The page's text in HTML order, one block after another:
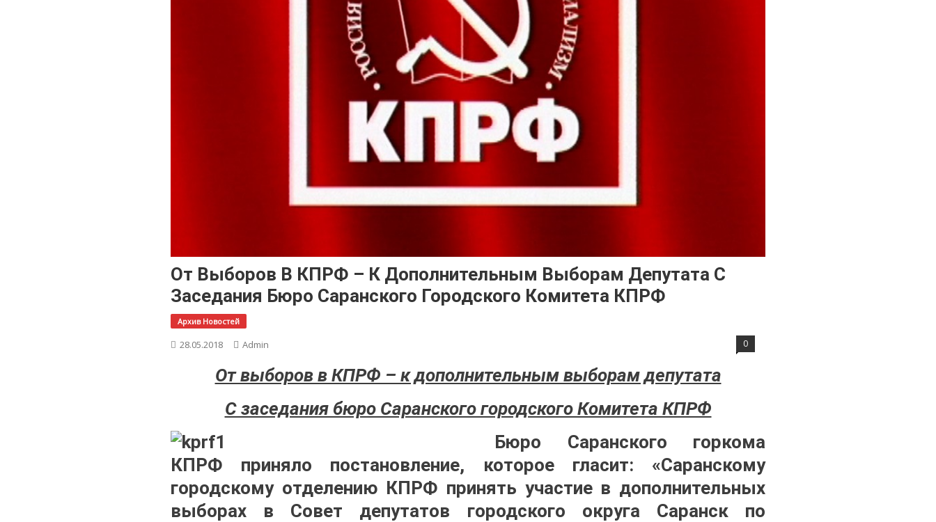
От Выборов В КПРФ – К Дополнительным Выборам Депутата С
Заседания Бюро Саранского Городского Комитета КПРФ
Архив Новостей
28.05.2018 Admin 0
От выборов в КПРФ – к дополнительным выборам депутата
С заседания бюро Саранского городского Комитета КПРФ
Бюро Саранского горкома
КПРФ приняло постановление, которое гласит: «Саранскому
городскому отделению КПРФ принять участие в дополнительных
выборах в Совет депутатов городского округа Саранск по